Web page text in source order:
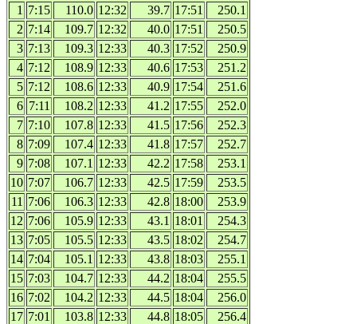
1 7:15 110.0 12:32 39.7 17:51
250.1
2 7:14 109.7 12:32 40.0 17:51
250.5
3 7:13 109.3 12:33 40.3 17:52
250.9
4 7:12 108.9 12:33 40.6 17:53
251.2
5 7:12 108.6 12:33 40.9 17:54
251.6
6 7:11 108.2 12:33 41.2 17:55
252.0
7 7:10 107.8 12:33 41.5 17:56
252.3
8 7:09 107.4 12:33 41.8 17:57
252.7
9 7:08 107.1 12:33 42.2 17:58
253.1
10 7:07 106.7 12:33 42.5 17:59
253.5
11 7:06 106.3 12:33 42.8 18:00
253.9
12 7:06 105.9 12:33 43.1 18:01
254.3
13 7:05 105.5 12:33 43.5 18:02
254.7
14 7:04 105.1 12:33 43.8 18:03
255.1
15 7:03 104.7 12:33 44.2 18:04
255.5
16 7:02 104.2 12:33 44.5 18:04
256.0
17 7:01 103.8 12:33 44.8 18:05
256.4